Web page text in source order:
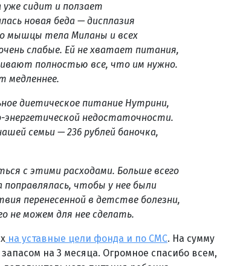
уже сидит и ползает
новая беда — дисплазия
мышцы тела Миланы и всех
слабые. Ей не хватает питания,
полностью все, что им нужно.
медленнее.
диетическое питание Нутрини,
недостаточности.
семьи — 236 рублей баночка,
с этими расходами. Больше всего
чтобы у нее были
перенесенной в детстве болезни,
не можем для нее сделать.
на уставные цели фонда и по СМС. На сумму
на 3 месяца. Огромное спасибо всем,